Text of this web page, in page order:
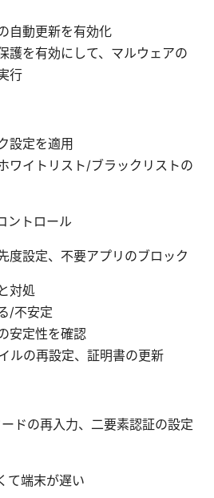
自動更新を有効化
護を有効にして、マルウェアの
行
設定を適用
ワイトリスト/ブラックリストの
ントロール
度設定、不要アプリのブロック
対処
/不安定
安定性を確認
ルの再設定、証明書の更新
ドの再入力、二要素認証の設定
て端末が遅い